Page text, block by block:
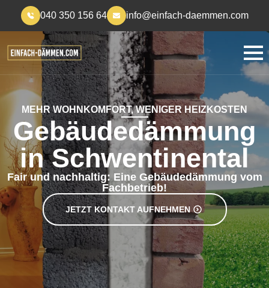
040 350 156 64 info@einfach-daemmen.com
MEHR WOHNKOMFORT, WENIGER HEIZKOSTEN
Gebäudedämmung
in Schwentinental
Fair und nachhaltig: Eine Gebäudedämmung vom
Fachbetrieb!
JETZT KONTAKT AUFNEHMEN